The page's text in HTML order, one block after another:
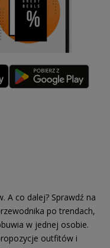
A co dalej? Sprawdź na
po trendach,
w jednej osobie.
outfitów i